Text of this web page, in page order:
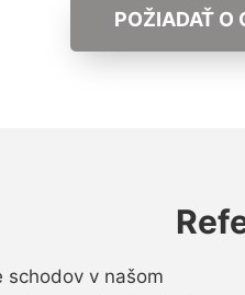
POŽIADAŤ O
schodov v našom